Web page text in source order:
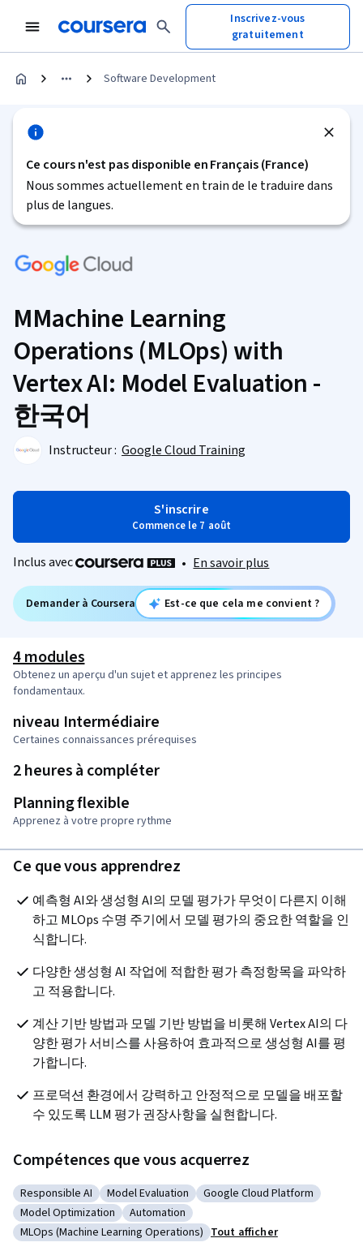
Inscrivez-vous
gratuitement
Software Development
Ce cours n'est pas disponible en Français (France)
Nous sommes actuellement en train de le traduire dans
plus de langues.
MMachine Learning
Operations (MLOps) with
Vertex AI: Model Evaluation -
한국어
Instructeur : Google Cloud Training
S'inscrire
Commence le 7 août
Inclus avec • En savoir plus
Demander à Coursera Est-ce que cela me convient ?
4 modules
Obtenez un aperçu d'un sujet et apprenez les principes
fondamentaux.
niveau Intermédiaire
Certaines connaissances prérequises
2 heures à compléter
Planning flexible
Apprenez à votre propre rythme
Ce que vous apprendrez
예측형 AI와 생성형 AI의 모델 평가가 무엇이 다른지 이해
하고 MLOps 수명 주기에서 모델 평가의 중요한 역할을 인
식합니다.
다양한 생성형 AI 작업에 적합한 평가 측정항목을 파악하
고 적용합니다.
계산 기반 방법과 모델 기반 방법을 비롯해 Vertex AI의 다
양한 평가 서비스를 사용하여 효과적으로 생성형 AI를 평
가합니다.
프로덕션 환경에서 강력하고 안정적으로 모델을 배포할
수 있도록 LLM 평가 권장사항을 실현합니다.
Compétences que vous acquerrez
Catégorie : Responsible AI
Responsible AI Catégorie : Model Evaluation
Model Evaluation Catégorie : Google Cloud
Google Cloud Platform
Catégorie : Model Optimization
Model Optimization Catégorie : Automation
Automation
Catégorie : MLOps (Machine Learning Operations)
MLOps (Machine Learning Operations) Tout afficher